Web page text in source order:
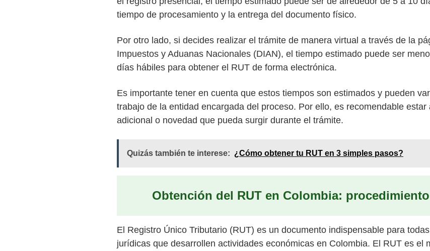
tiempo de procesamiento y la entrega del documento físico.
Por otro lado, si decides realizar el trámite de manera virtual a través de la
Impuestos y Aduanas Nacionales (DIAN), el tiempo estimado puede ser
días hábiles para obtener el RUT de forma electrónica.
Es importante tener en cuenta que estos tiempos son estimados y pueden
trabajo de la entidad encargada del proceso. Por ello, es recomendable
adicional o novedad que pueda surgir durante el trámite.
Quizás también te interese: ¿Cómo obtener tu RUT en 3 simples pasos?
Obtención del RUT en Colombia:
El Registro Único Tributario (RUT) es un documento indispensable para
jurídicas que desarrollen actividades económicas en Colombia. El RUT es el